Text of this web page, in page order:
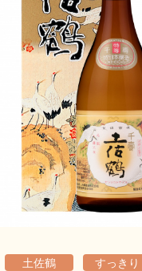
地酒カタ
地酒解体
土佐鶴 すっきり